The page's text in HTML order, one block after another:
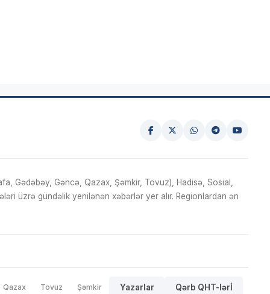
Gədəbəy, Gəncə, Qazax, Şəmkir, Tovuz), Hadisə, Sosial,
üzrə gündəlik yenilənən xəbərlər yer alır. Regionlardan ən
Qazax Tovuz Şəmkir Yazarlar Qərb QHT-lərİ